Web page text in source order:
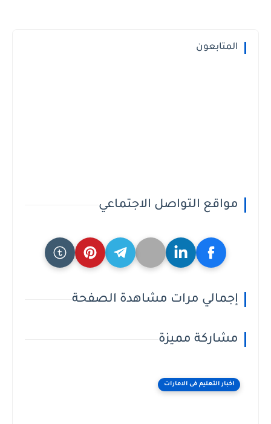
المتابعون
مواقع التواصل الاجتماعي
إجمالي مرات مشاهدة الصفحة
مشاركة مميزة
اخبار التعليم فى الامارات